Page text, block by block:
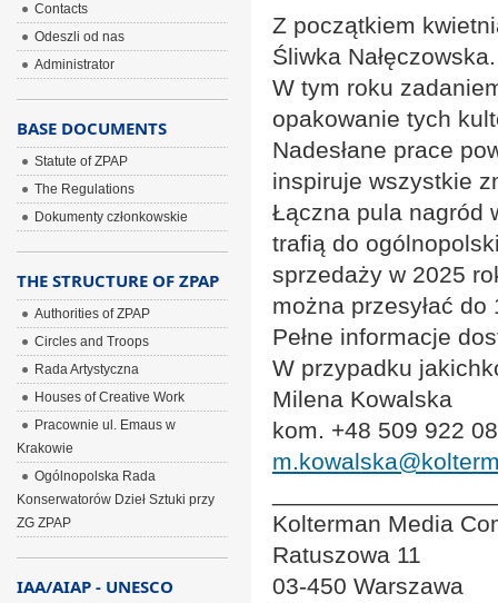
Z początkiem
Śliwka Nałęczowska.
W tym roku
opakowanie tych
Nadesłane prace
inspiruje wszystkie
Łączna pula nagród
trafią do
sprzedaży w 2025
można przesyłać do
Pełne informacje
W przypadku
Milena Kowalska
kom. +48 509 922
Kolterman Media
Ratuszowa 11
03-450 Warszawa
Contacts
Odeszli od nas
Administrator
BASE DOCUMENTS
Statute of ZPAP
The Regulations
Dokumenty członkowskie
THE STRUCTURE OF ZPAP
Authorities of ZPAP
Circles and Troops
Rada Artystyczna
Houses of Creative Work
Pracownie ul. Emaus w
Krakowie
Ogólnopolska Rada
Konserwatorów Dzieł Sztuki przy
ZG ZPAP
IAA/AIAP - UNESCO